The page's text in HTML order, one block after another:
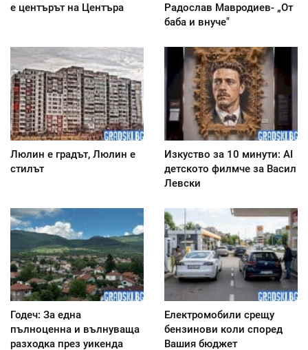
е центърът на Центъра
Радослав Мавродиев- „От
баба и внуче"
Люлин е градът, Люлин е
стилът
Изкуство за 10 минути: AI
детското филмче за Васил
Левски
Годеч: За една
пълноценна и вълнуваща
разходка през уикенда
Електромобили срещу
бензинови коли според
Вашия бюджет